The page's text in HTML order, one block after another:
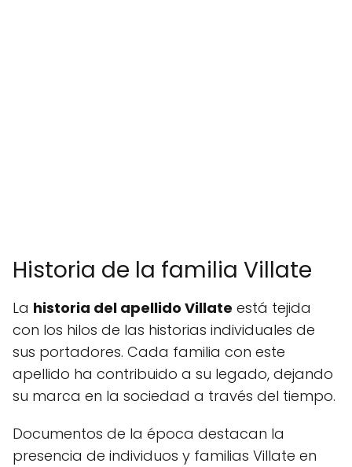
Historia de la familia Villate
La historia del apellido Villate está tejida
con los hilos de las historias individuales de
sus portadores. Cada familia con este
apellido ha contribuido a su legado, dejando
su marca en la sociedad a través del tiempo.
Documentos de la época destacan la
presencia de individuos y familias Villate en